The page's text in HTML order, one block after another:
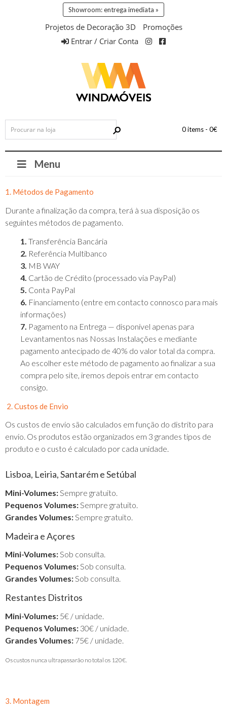
Showroom: entrega imediata »
Projetos de Decoração 3D
Promoções
Entrar / Criar Conta
0 items - 0€
Menu
1. Métodos de Pagamento
Durante a finalização da compra, terá à sua disposição os
seguintes métodos de pagamento.
1. Transferência Bancária
2. Referência Multibanco
3. MB WAY
4. Cartão de Crédito (processado via PayPal)
5. Conta PayPal
6. Financiamento (entre em contacto connosco para mais
informações)
7. Pagamento na Entrega — disponível apenas para
Levantamentos nas Nossas Instalações e mediante
pagamento antecipado de 40% do valor total da compra.
Ao escolher este método de pagamento ao finalizar a sua
compra pelo site, iremos depois entrar em contacto
consigo.
2. Custos de Envio
Os custos de envio são calculados em função do distrito para
envio. Os produtos estão organizados em 3 grandes tipos de
produto e o custo é calculado por cada unidade.
Lisboa, Leiria, Santarém e Setúbal
Mini-Volumes: Sempre gratuito.
Pequenos Volumes: Sempre gratuito.
Grandes Volumes: Sempre gratuito.
Madeira e Açores
Mini-Volumes:Sob consulta.
Pequenos Volumes:Sob consulta.
Grandes Volumes:Sob consulta.
Restantes Distritos
Mini-Volumes: 5€ / unidade.
Pequenos Volumes: 30€ / unidade.
Grandes Volumes: 75€ / unidade.
Os custos nunca ultrapassarão no total os 120€.
3. Montagem